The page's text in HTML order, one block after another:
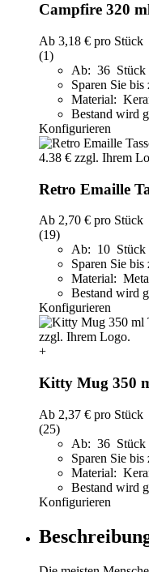
Campfire 320
Ab 3,18 € pro Stück
(1)
Ab: 36 Stück
Sparen Sie
Material:
Bestand wird
Konfigurieren
Retro Emaille
Ab 2,70 € pro Stück
(19)
Ab: 10 Stück
Sparen Sie
Material:
Bestand wird
Konfigurieren
+
Kitty Mug 350
Ab 2,37 € pro Stück
(25)
Ab: 36 Stück
Sparen Sie
Material:
Bestand wird
Konfigurieren